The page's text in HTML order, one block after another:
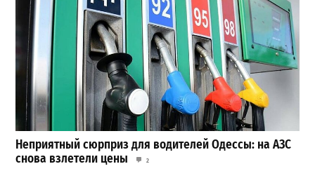
Неприятный сюрприз для водителей Одессы: на АЗС
снова взлетели цены
2